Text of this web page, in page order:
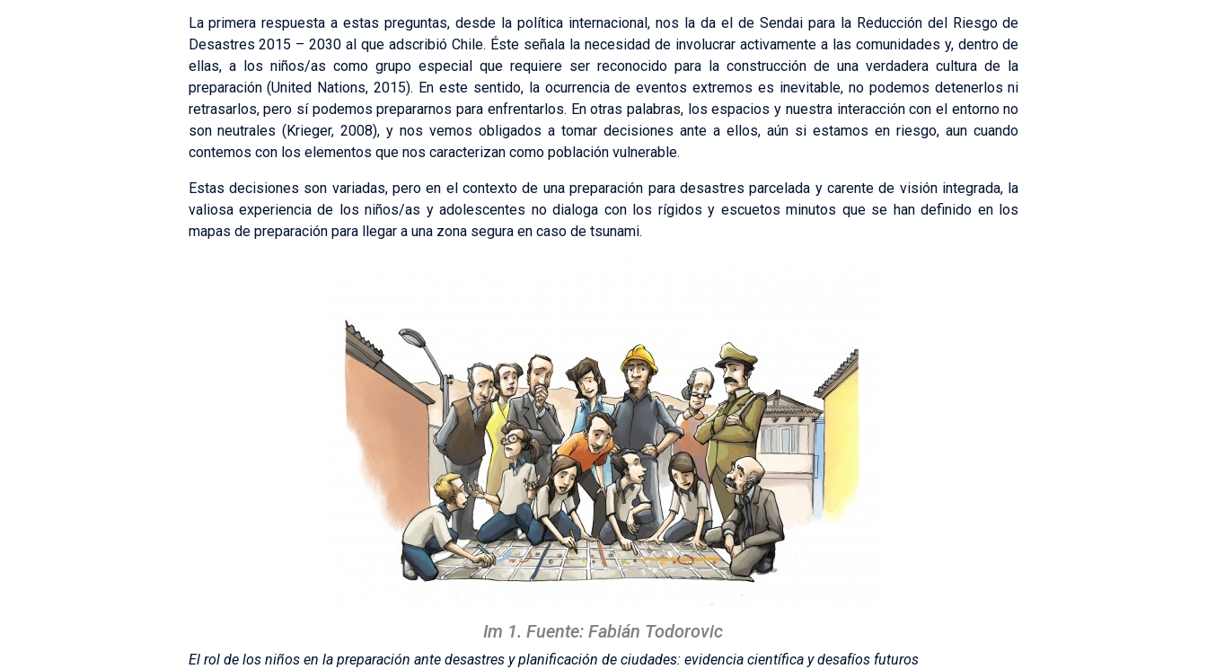
La primera respuesta a estas preguntas, desde la política internacional, nos la da el de Sendai para la Reducción del Riesgo de
Desastres 2015 – 2030 al que adscribió Chile. Éste señala la necesidad de involucrar activamente a las comunidades y, dentro de
ellas, a los niños/as como grupo especial que requiere ser reconocido para la construcción de una verdadera cultura de la
preparación (United Nations, 2015). En este sentido, la ocurrencia de eventos extremos es inevitable, no podemos detenerlos ni
retrasarlos, pero sí podemos prepararnos para enfrentarlos. En otras palabras, los espacios y nuestra interacción con el entorno no
son neutrales (Krieger, 2008), y nos vemos obligados a tomar decisiones ante a ellos, aún si estamos en riesgo, aun cuando
contemos con los elementos que nos caracterizan como población vulnerable.
Estas decisiones son variadas, pero en el contexto de una preparación para desastres parcelada y carente de visión integrada, la
valiosa experiencia de los niños/as y adolescentes no dialoga con los rígidos y escuetos minutos que se han definido en los
mapas de preparación para llegar a una zona segura en caso de tsunami.
Im 1. Fuente: Fabián Todorovic
El rol de los niños en la preparación ante desastres y planificación de ciudades: evidencia científica y desafíos futuros